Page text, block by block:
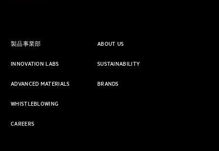
製品事業部
INNOVATION LABS
ADVANCED MATERIALS
ABOUT US
SUSTAINABILITY
BRANDS
WHISTLEBLOWING
CAREERS